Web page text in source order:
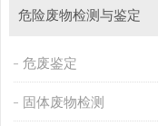
危险废物检测与鉴定
危废鉴定
固体废物检测